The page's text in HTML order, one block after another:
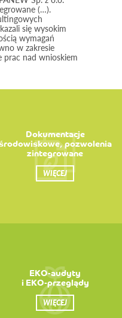
(…).
się wysokim
wymagań
w zakresie
nad wnioskiem
Dokumentacje
pozwolenia
zintegrowane
WIĘCEJ
EKO-audyty
i EKO-przeglądy
WIĘCEJ